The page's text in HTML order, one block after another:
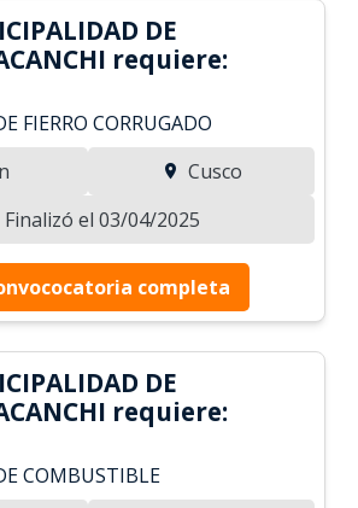
DE
requiere:
FIERRO CORRUGADO
Cusco
Finalizó el 03/04/2025
completa
DE
requiere:
COMBUSTIBLE